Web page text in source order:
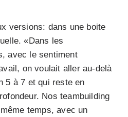
versions: dans une boite
«Dans les
avec le sentiment
on voulait aller au-delà
5 à 7 et qui reste en
Nos teambuilding
temps, avec un